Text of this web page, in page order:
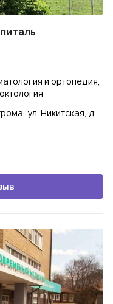
и ортопедия,
ул. Никитская, д.